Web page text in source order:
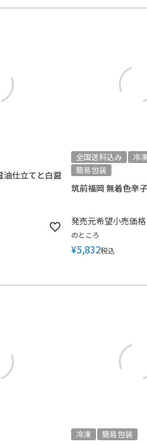
油仕立てと白醤
全国送料込み 冷凍
簡易包装
筑前福岡 無着色辛
発売元希望小売価格
のところ
¥5,832税込
冷凍 簡易包装